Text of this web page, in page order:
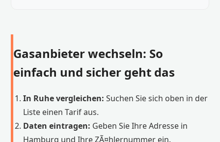
Gasanbieter wechseln: So
einfach und sicher geht das
In Ruhe vergleichen: Suchen Sie sich oben in der
Liste einen Tarif aus.
Daten eintragen: Geben Sie Ihre Adresse in
Hamburg und Ihre ZÃ¤hlernummer ein.